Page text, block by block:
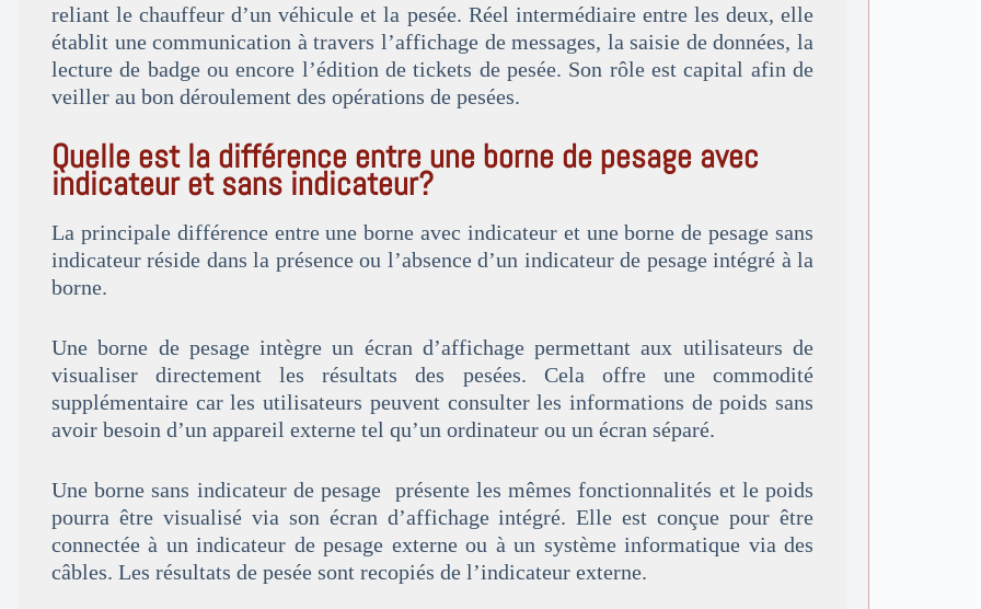
reliant le chauffeur d’un véhicule et la pesée. Réel intermédiaire entre les deux, elle
établit une communication à travers l’affichage de messages, la saisie de données, la
lecture de badge ou encore l’édition de tickets de pesée. Son rôle est capital afin de
veiller au bon déroulement des opérations de pesées.
Quelle est la différence entre une borne de pesage avec
indicateur et sans indicateur?
La principale différence entre une borne avec indicateur et une borne de pesage sans
indicateur réside dans la présence ou l’absence d’un indicateur de pesage intégré à la
borne.
Une borne de pesage intègre un écran d’affichage permettant aux utilisateurs de
visualiser directement les résultats des pesées. Cela offre une commodité
supplémentaire car les utilisateurs peuvent consulter les informations de poids sans
avoir besoin d’un appareil externe tel qu’un ordinateur ou un écran séparé.
Une borne sans indicateur de pesage présente les mêmes fonctionnalités et le poids
pourra être visualisé via son écran d’affichage intégré. Elle est conçue pour être
connectée à un indicateur de pesage externe ou à un système informatique via des
câbles. Les résultats de pesée sont recopiés de l’indicateur externe.